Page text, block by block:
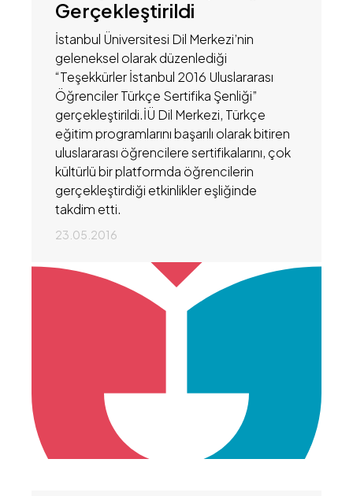
Gerçekleştirildi
İstanbul Üniversitesi Dil Merkezi’nin
geleneksel olarak düzenlediği
“Teşekkürler İstanbul 2016 Uluslararası
Öğrenciler Türkçe Sertifika Şenliği”
gerçekleştirildi.İÜ Dil Merkezi, Türkçe
eğitim programlarını başarılı olarak bitiren
uluslararası öğrencilere sertifikalarını, çok
kültürlü bir platformda öğrencilerin
gerçekleştirdiği etkinlikler eşliğinde
takdim etti.
23.05.2016